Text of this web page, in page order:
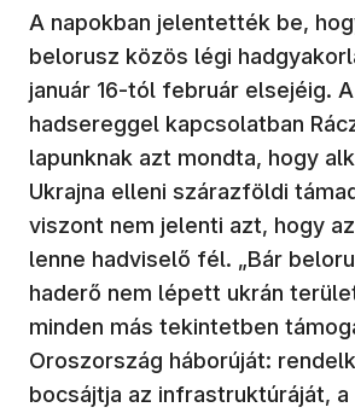
A napokban jelentették be,
belorusz közös légi
január 16-tól február elsejéig.
hadsereggel kapcsolatban
lapunknak azt mondta, hogy
Ukrajna elleni szárazföldi
viszont nem jelenti azt, hogy
lenne hadviselő fél. „Bár
haderő nem lépett ukrán
minden más tekintetben
Oroszország háborúját:
bocsájtja az infrastruktúráját,